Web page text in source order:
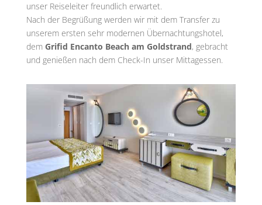
unser Reiseleiter freundlich erwartet.
Nach der Begrüßung werden wir mit dem Transfer zu
unserem ersten sehr modernen Übernachtungshotel,
demGrifid Encanto Beach am Goldstrand, gebracht
und genießen nach dem Check-In unser Mittagessen.